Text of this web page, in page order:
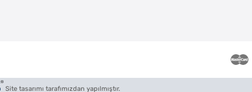
Site tasarımı tarafımızdan yapılmıştır.